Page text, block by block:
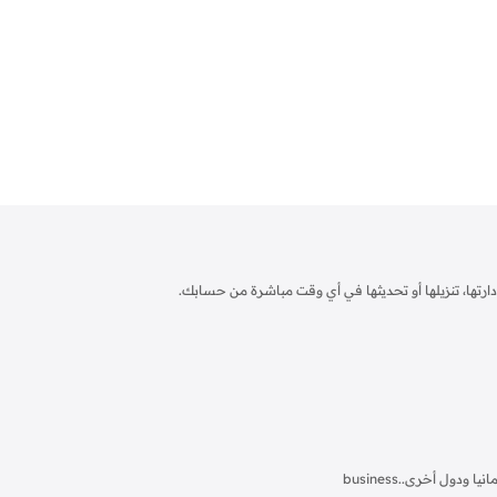
تنزيلها أو تحديثها في أي وقت مباشرة من حسابك.
business.